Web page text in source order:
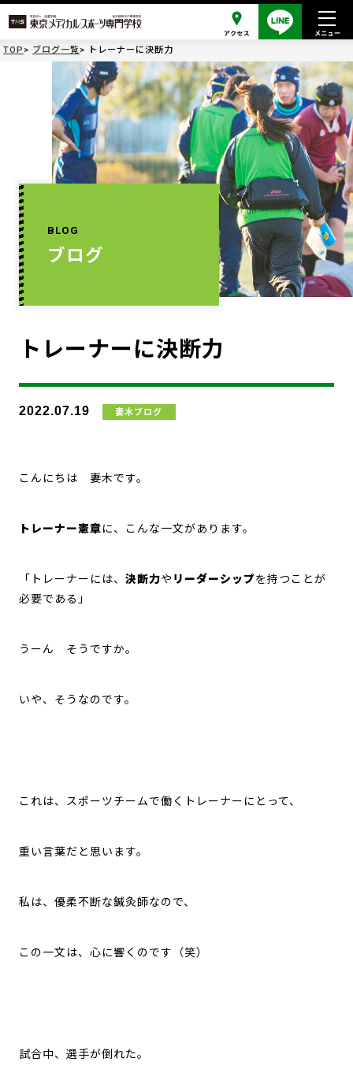
TOP ブログ一覧 トレーナーに決断力
BLOG
ブログ
トレーナーに決断力
2022.07.19 妻木ブログ
こんにちは 妻木です。
トレーナー憲章に、こんな一文があります。
「トレーナーには、 決断力や リーダーシップを持つことが
必要である」
うーん そうですか。
いや、そうなのです。
これは、スポーツチームで働くトレーナーにとって、
重い言葉だと思います。
私は、優柔不断な鍼灸師なので、
この一文は、心に響くのです（笑）
試合中、選手が倒れた。